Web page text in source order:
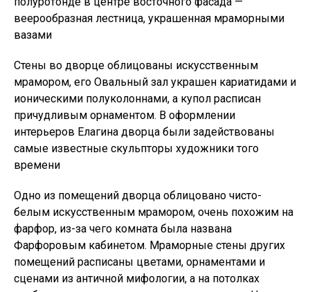
веерообразная лестница, украшенная мраморными
вазами
Стены во дворце облицованы искусственным
мрамором, его Овальный зал украшен кариатидами и
ионическими полуколоннами, а купол расписан
причудливым орнаментом. В оформлении
интерьеров Елагина дворца были задействованы
самые известные скульпторы художники того
времени
Одно из помещений дворца облицовано чисто-
белым искусственным мрамором, очень похожим на
фарфор, из-за чего комната была названа
Фарфоровым кабинетом. Мраморные стены других
помещений расписаны цветами, орнаментами и
сценами из античной мифологии, а на потолках